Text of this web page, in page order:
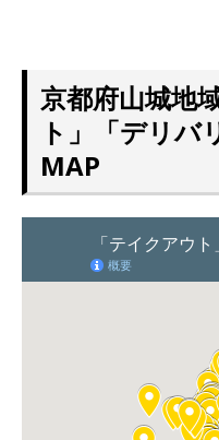
京都府山城地
ト」「デリバ
MAP